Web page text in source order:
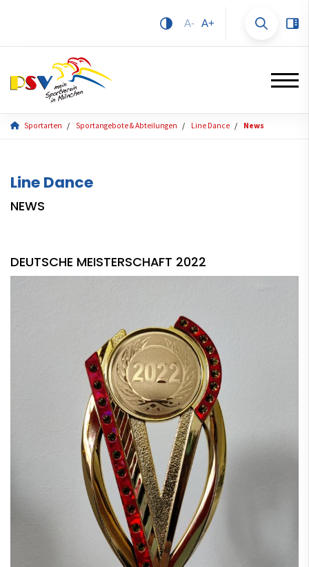
A- A+
Sportarten Sportangebote & Abteilungen Line Dance News
Line Dance
NEWS
DEUTSCHE MEISTERSCHAFT 2022